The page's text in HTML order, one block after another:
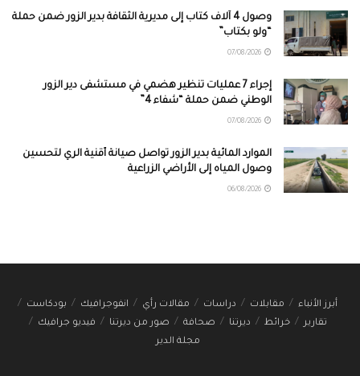
وصول 4 آلاف كتاب إلى مديرية الثقافة بدير الزور ضمن حملة
“ولو بكتاب”
إجراء 7 عمليات تنظير هضمي في مستشفى دير الزور
الوطني ضمن حملة “شفاء 4”
الموارد المائية بدير الزور تواصل صيانة أقنية الري لتحسين
وصول المياه إلى الأراضي الزراعية
أبرز الأنباء مقابلات دراسات مقالات رأي انفوجرافيك
بودكاست
تقارير
خرائط ديرتنا صحافة صور من ديرتنا
فيديو جرافيك
مجلة الدير